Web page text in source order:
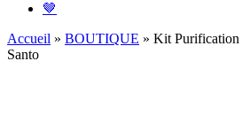
🤎
Accueil » BOUTIQUE » Kit Purification
Santo